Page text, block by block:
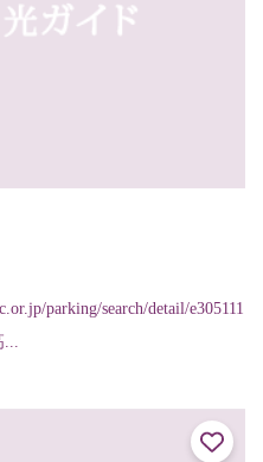
parking/search/detail/e305111